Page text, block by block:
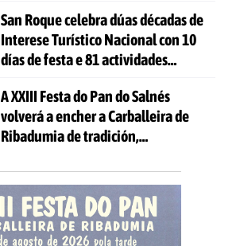
San Roque celebra dúas décadas de
Interese Turístico Nacional con 10
días de festa e 81 actividades
A XXIII Festa do Pan do Salnés
volverá a encher a Carballeira de
Ribadumia de tradición,
todas as idades